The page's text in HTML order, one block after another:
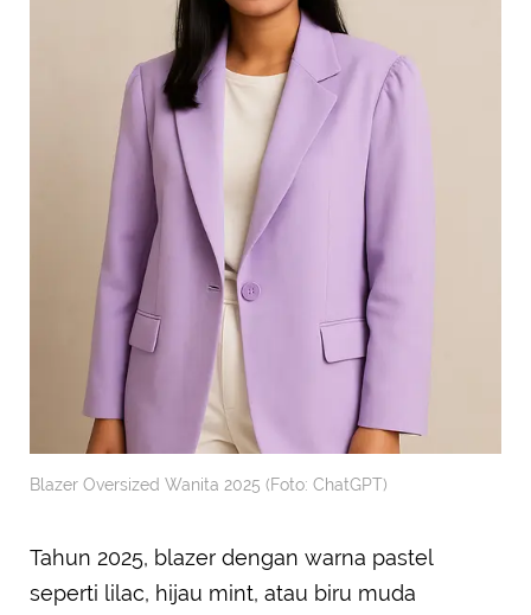
Blazer Oversized Wanita 2025 (Foto: ChatGPT)
Tahun 2025, blazer dengan warna pastel
seperti lilac, hijau mint, atau biru muda